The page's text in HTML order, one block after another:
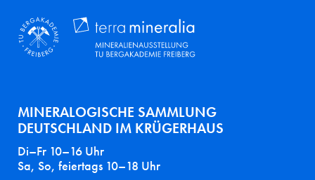
MINERALOGISCHE SAMMLUNG
DEUTSCHLAND IM KRÜGERHAUS
Di–Fr 10–16 Uhr
Sa, So, feiertags 10–18 Uhr